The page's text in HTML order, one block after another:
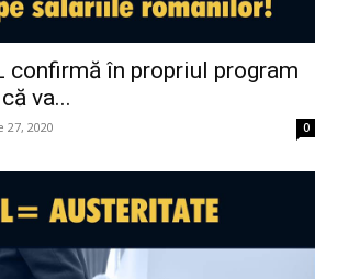
confirmă în propriul program
va...
2020 0